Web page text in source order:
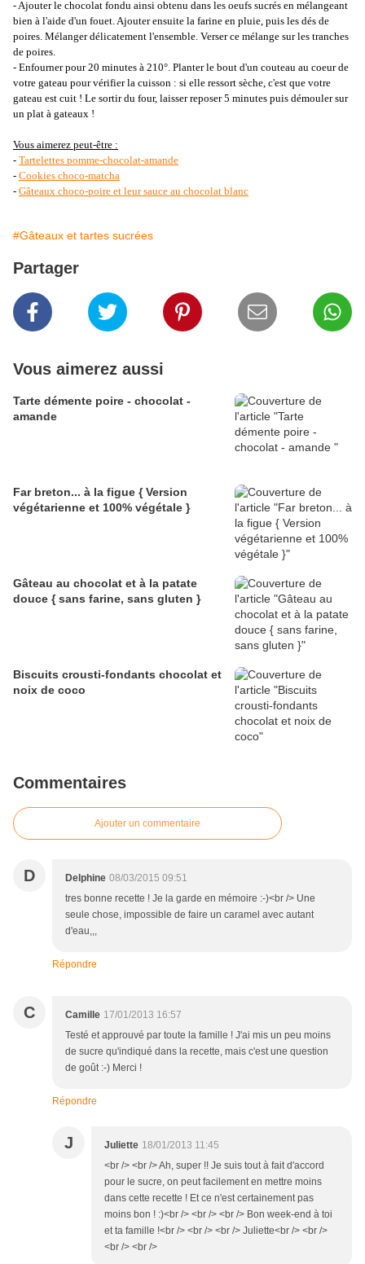
- Ajouter le chocolat fondu ainsi obtenu dans les oeufs sucrés en mélangeant
bien à l'aide d'un fouet. Ajouter ensuite la farine en pluie, puis les dés de
poires. Mélanger délicatement l'ensemble. Verser ce mélange sur les tranches
de poires.
- Enfourner pour 20 minutes à 210°. Planter le bout d'un couteau au coeur de
votre gateau pour vérifier la cuisson : si elle ressort sèche, c'est que votre
gateau est cuit ! Le sortir du four, laisser reposer 5 minutes puis démouler sur
un plat à gateaux !
Vous aimerez peut-être :
- Tartelettes pomme-chocolat-amande
- Cookies choco-matcha
- Gâteaux choco-poire et leur sauce au chocolat blanc
#Gâteaux et tartes sucrées
Partager
Vous aimerez aussi
Tarte démente poire - chocolat -
amande
Far breton... à la figue { Version
végétarienne et 100% végétale }
Gâteau au chocolat et à la patate
douce { sans farine, sans gluten }
Biscuits crousti-fondants chocolat et
noix de coco
Commentaires
Ajouter un commentaire
D Delphine 08/03/2015 09:51
tres bonne recette ! Je la garde en mémoire :-)<br /> Une
seule chose, impossible de faire un caramel avec autant
d'eau,,,
Répondre
C Camille 17/01/2013 16:57
Testé et approuvé par toute la famille ! J'ai mis un peu moins
de sucre qu'indiqué dans la recette, mais c'est une question
de goût :-) Merci !
Répondre
J Juliette 18/01/2013 11:45
<br /> <br /> Ah, super !! Je suis tout à fait d'accord
pour le sucre, on peut facilement en mettre moins
dans cette recette ! Et ce n'est certainement pas
moins bon ! :)<br /> <br /> <br /> Bon week-end à toi
et ta famille !<br /> <br /> <br /> Juliette<br /> <br />
<br /> <br />